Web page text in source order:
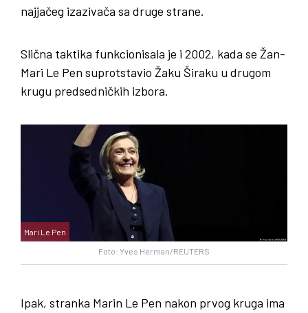
najjačeg izazivača sa druge strane.
Slična taktika funkcionisala je i 2002, kada se Žan-
Mari Le Pen suprotstavio Žaku Širaku u drugom
krugu predsedničkih izbora.
Foto: Yves Herman/REUTERS
Mari Le Pen
Ipak, stranka Marin Le Pen nakon prvog kruga ima